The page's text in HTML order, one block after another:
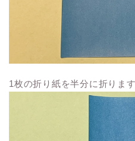
1枚の折り紙を半分に折ります